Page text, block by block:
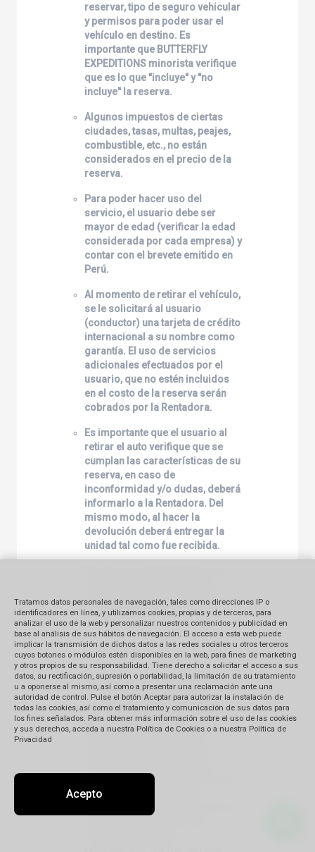
reservar, tipo de seguro vehicular
y permisos para poder usar el
vehículo en destino. Es
importante que BUTTERFLY
EXPEDITIONS minorista verifique
que es lo que "incluye" y "no
incluye" la reserva.
Algunos impuestos de ciertas
ciudades, tasas, multas, peajes,
combustible, etc., no están
considerados en el precio de la
reserva.
Para poder hacer uso del
servicio, el usuario debe ser
mayor de edad (verificar la edad
considerada por cada empresa) y
contar con el brevete emitido en
Perú.
Al momento de retirar el vehículo,
se le solicitará al usuario
(conductor) una tarjeta de crédito
internacional a su nombre como
garantía. El uso de servicios
adicionales efectuados por el
usuario, que no estén incluidos
en el costo de la reserva serán
cobrados por la Rentadora.
Es importante que el usuario al
retirar el auto verifique que se
cumplan las características de su
reserva, en caso de
inconformidad y/o dudas, deberá
informarlo a la Rentadora. Del
mismo modo, al hacer la
devolución deberá entregar la
unidad tal como fue recibida.
destino deberá ser informado a
la empresa Rentadora.
11. Propinas
Aquellos programas que incluyen
propinas a maleteros en los
hoteles y aeropuertos tienen
especial mención al respecto.
persona, a menos que se indique
lo contrario; no así en los
Tratamos datos personales de navegación, tales como direcciones IP o
identificadores en línea, y utilizamos cookies, propias y de terceros, para
analizar el uso de la web y personalizar nuestros contenidos y publicidad en
base al análisis de sus hábitos de navegación. El acceso a esta web puede
implicar la transmisión de dichos datos a las redes sociales u otros terceros
cuyos botones o módulos estén disponibles en la web, para fines de marketing
y otros propios de su responsabilidad. Tiene derecho a solicitar el acceso a sus
datos, su rectificación, supresión o portabilidad, la limitación de su tratamiento
u a oponerse al mismo, así como a presentar una reclamación ante una
autoridad de control. Pulse el botón Aceptar para autorizar la instalación de
todas las cookies, así como el tratamiento y comunicación de sus datos para
los fines señalados. Para obtener más información sobre el uso de las cookies
y sus derechos, acceda a nuestra Política de Cookies o a nuestra Política de
Privacidad
Acepto